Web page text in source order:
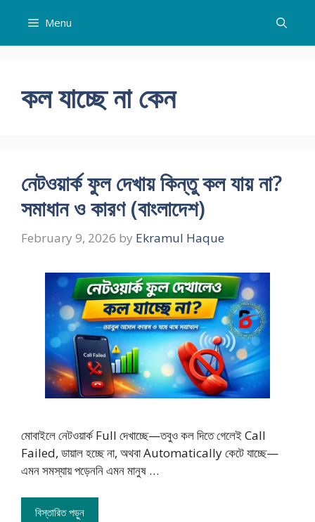
content
Menu
কল যাচ্ছে না কেন
নেটওয়ার্ক ফুল দেখায় কিন্তু কল যায় না?
সমাধান ও কারণ (বাংলাদেশ)
February 9, 2026 by Ekramul Haque
মোবাইলে নেটওয়ার্ক Full দেখাচ্ছে—তবুও কল দিতে গেলেই Call
Failed, ডায়াল হচ্ছে না, অথবা Automatically কেটে যাচ্ছে—
এমন সমস্যায় পড়েননি এমন মানুষ …
বিস্তারিত পড়ুন